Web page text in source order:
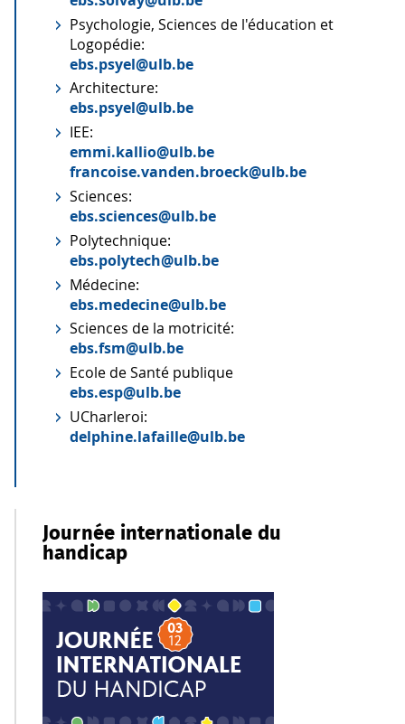
Psychologie, Sciences de l'éducation et
Logopédie:
ebs.psyel@ulb.be
Architecture:
ebs.psyel@ulb.be
IEE:
emmi.kallio@ulb.be
francoise.vanden.broeck@ulb.be
Sciences:
ebs.sciences@ulb.be
Polytechnique:
ebs.polytech@ulb.be
Médecine:
ebs.medecine@ulb.be
Sciences de la motricité:
ebs.fsm@ulb.be
Ecole de Santé publique
ebs.esp@ulb.be
UCharleroi:
delphine.lafaille@ulb.be
Journée internationale du
handicap